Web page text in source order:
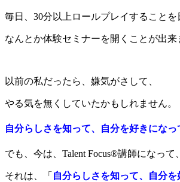
毎日、30分以上ロールプレイすることを
なんとか体験セミナーを開くことが出来
以前の私だったら、嫌気がさして、
やる気を無くしていたかもしれません。
自分らしさを知って、自分を好きになっ
でも、今は、Talent Focus®︎講師になって
それは、「 自分らしさを知って、自分